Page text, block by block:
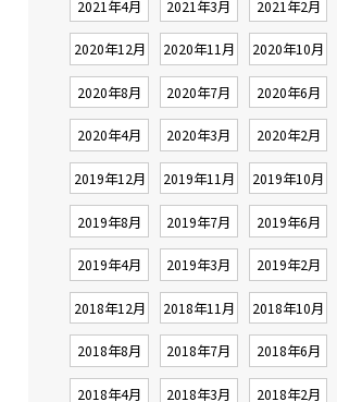
2021年4月 2021年3月 2021年2月
2020年12月 2020年11月 2020年10月
2020年8月 2020年7月 2020年6月
2020年4月 2020年3月 2020年2月
2019年12月 2019年11月 2019年10月
2019年8月 2019年7月 2019年6月
2019年4月 2019年3月 2019年2月
2018年12月 2018年11月 2018年10月
2018年8月 2018年7月 2018年6月
2018年4月 2018年3月 2018年2月